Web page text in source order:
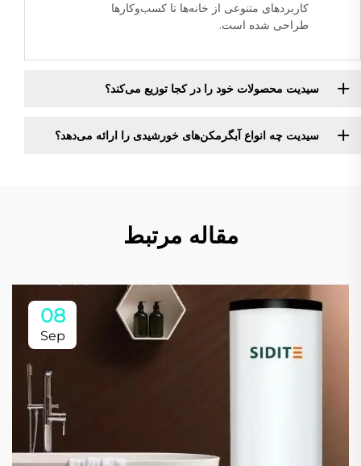
کاربردهای متنوعی از خانه‌ها تا کسب‌وکارها
طراحی شده است.
سیدیت محصولات خود را در کجا توزیع می‌کند؟
سیدیت چه انواع آبگرمکن‌های خورشیدی را ارائه می‌دهد؟
مقاله مرتبط
08
Sep